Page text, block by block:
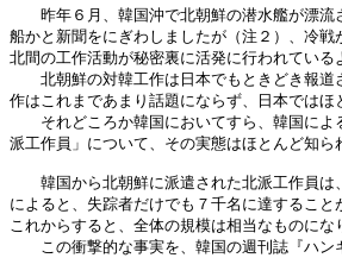
昨年６月、韓国沖で北朝鮮の潜水艦が漂流
船かと新聞をにぎわしましたが（注２）、冷
北間の工作活動が秘密裏に活発に行われている
北朝鮮の対韓工作は日本でもときどき報道
作はこれまであまり話題にならず、日本では
それどころか韓国においてすら、韓国によ
派工作員」について、その実態はほとんど知ら
韓国から北朝鮮に派遣された北派工作員は
によると、失踪者だけでも７千名に達するこ
これからすると、全体の規模は相当なものにな
この衝撃的な事実を、韓国の週刊誌『ハン